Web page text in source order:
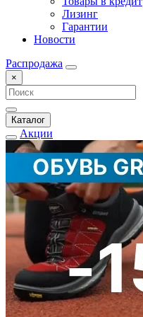
Лизинг
Гарантии
Новости
Распродажа
×
Каталог
Акции